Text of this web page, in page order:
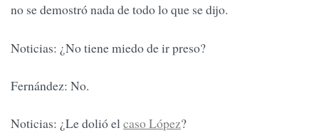
no se demostró nada de todo lo que se dijo.
Noticias: ¿No tiene miedo de ir preso?
Fernández: No.
Noticias: ¿Le dolió elcaso López?